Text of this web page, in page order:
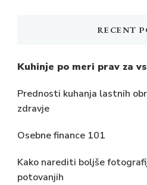
RECENT
Kuhinje po meri prav za
Prednosti kuhanja lastnih
zdravje
Osebne finance 101
Kako narediti boljše
potovanjih